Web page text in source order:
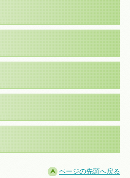
ページの先頭へ戻る